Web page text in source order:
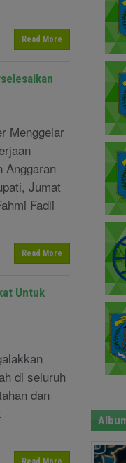
Read More
Menggelar
Anggaran
Jumat
Fadli
Read More
Untuk
di seluruh
dan